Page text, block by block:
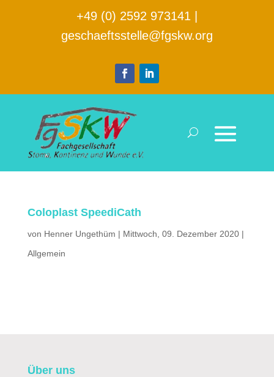
+49 (0) 2592 973141
geschaeftsstelle@fgskw.org
Coloplast SpeediCath
von Henner Ungethüm | Mittwoch, 09. Dezember 2020|
Allgemein
Über uns